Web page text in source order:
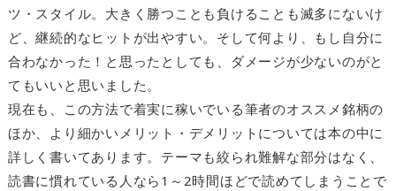
ツ・スタイル。大きく勝つことも負けることも滅多にないけ
ど、継続的なヒットが出やすい。そして何より、もし自分に
合わなかった！と思ったとしても、ダメージが少ないのがと
てもいいと思いました。
現在も、この方法で着実に稼いでいる筆者のオススメ銘柄の
ほか、より細かいメリット・デメリットについては本の中に
詳しく書いてあります。テーマも絞られ難解な部分はなく、
読書に慣れている人なら1～2時間ほどで読めてしまうことで